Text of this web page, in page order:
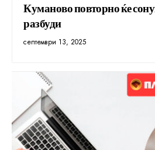
Куманово повторно ќе
разбуди
септември 13, 2025